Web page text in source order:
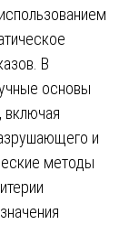
В
основы
и
методы